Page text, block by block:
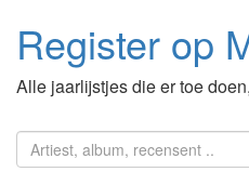
Register op
Alle jaarlijstjes die er toe